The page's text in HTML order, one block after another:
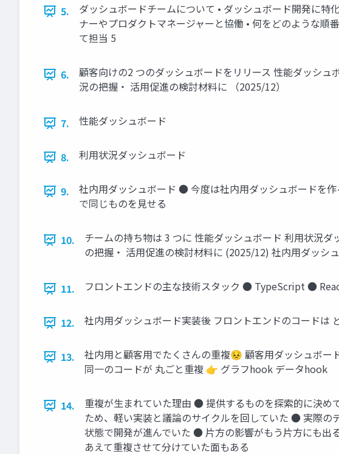
5.
ダッシュボードチームについて • ダッシュボード開発に特
ナーやプロダクトマネージャーと協働 • 何をどのような
て担当 5
6.
顧客向けの2 つのダッシュボードをリリース 性能ダッシ
況の把握・ 活⽤促進の検討材料に （2025/12）
7. 性能ダッシュボード
8. 利⽤状況ダッシュボード
9.
社内⽤ダッシュボード ● 今度は社内⽤ダッシュボードを
で同じものを⾒せる
10.
チームの持ち物は 3 つに 性能ダッシュボード 利⽤状況
の把握・ 活⽤促進の検討材料に (2025/12) 社内⽤ダッシ
11. フロントエンドの主な技術スタック ● TypeScript ●
12. 社内⽤ダッシュボード実装後 フロントエンドのコードは
13.
社内⽤と顧客⽤でたくさんの重複😣 顧客⽤ダッシュボ
同⼀のコードが 丸ごと重複 👉 グラフhook データhook
14.
重複が⽣まれていた理由 ● 提供するものを探索的に決
ため、軽い実装と議論のサイクルを回していた ● 実際
状態で開発が進んでいた ● ⽚⽅の影響がもう⽚⽅にも
あえて重複させて分けていた⾯もある